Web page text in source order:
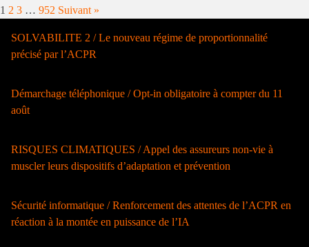
1 2 3 … 952 Suivant »
SOLVABILITE 2 / Le nouveau régime de proportionnalité
précisé par l’ACPR
Démarchage téléphonique / Opt-in obligatoire à compter du 11
août
RISQUES CLIMATIQUES / Appel des assureurs non-vie à
muscler leurs dispositifs d’adaptation et prévention
Sécurité informatique / Renforcement des attentes de l’ACPR en
réaction à la montée en puissance de l’IA